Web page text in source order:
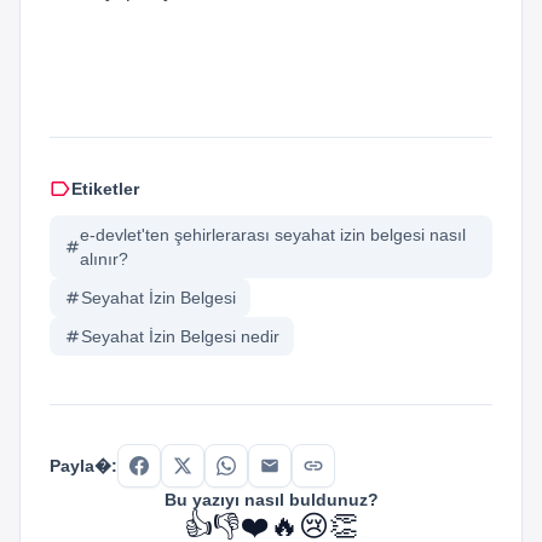
labelEtiketler
tag
e-devlet'ten şehirlerarası seyahat izin belgesi nasıl
alınır?
tagSeyahat İzin Belgesi
tagSeyahat İzin Belgesi nedir
Payla�: link
Bu yazıyı nasıl buldunuz?
👍👎❤️🔥 😢👏